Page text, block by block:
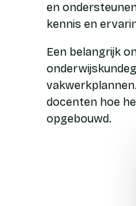
en
kennis en
Een belangrijk
docenten hoe
opgebouwd.